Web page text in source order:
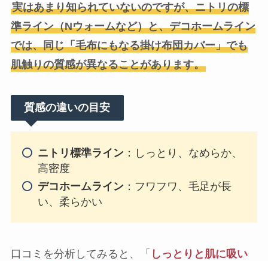
実はあまり知られていないのですが、ニトリの標
準ライン（Nウォームなど）と、デコホームライン
では、同じ「毛布にもなる掛け布団カバー」でも
肌触りの質感が異なることがあります。
質感の違いの目安
ニトリ標準ライン：しっとり、なめらか、
高密度
デコホームライン：フワフワ、毛足が長
い、柔らかい
口コミを分析してみると、「 しっとりと肌に吸い